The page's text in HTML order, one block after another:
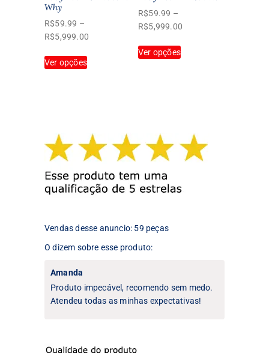
produto
Why
R$59.99 –
R$5,999.00
Ver opçõesproduto
opções
podem
ser
escolhidas
na
produto
R$59.99 –
R$5,999.00
Ver opçõesproduto
podem
ser
escolhidas
página
Vendas desse anuncio: 59 peças
O dizem sobre esse produto:
Amanda
Produto impecável, recomendo sem medo.
Atendeu todas as minhas expectativas!